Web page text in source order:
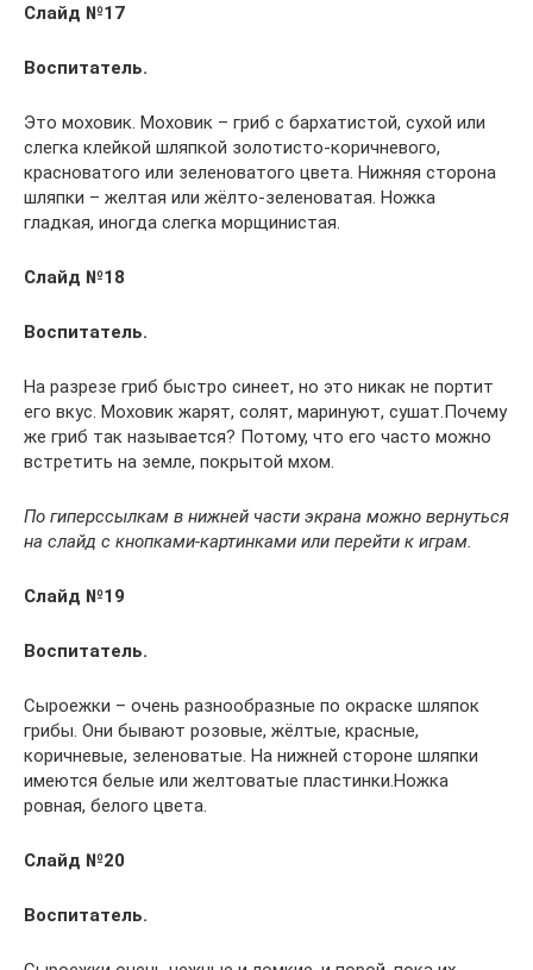
Слайд №17
Воспитатель.
Это моховик. Моховик – гриб с бархатистой, сухой или
слегка клейкой шляпкой золотисто-коричневого,
красноватого или зеленоватого цвета. Нижняя сторона
шляпки – желтая или жёлто-зеленоватая. Ножка
гладкая, иногда слегка морщинистая.
Слайд №18
Воспитатель.
На разрезе гриб быстро синеет, но это никак не портит
его вкус. Моховик жарят, солят, маринуют, сушат.Почему
же гриб так называется? Потому, что его часто можно
встретить на земле, покрытой мхом.
По гиперссылкам в нижней части экрана можно вернуться
на слайд с кнопками-картинками или перейти к играм.
Слайд №19
Воспитатель.
Сыроежки – очень разнообразные по окраске шляпок
грибы. Они бывают розовые, жёлтые, красные,
коричневые, зеленоватые. На нижней стороне шляпки
имеются белые или желтоватые пластинки.Ножка
ровная, белого цвета.
Слайд №20
Воспитатель.